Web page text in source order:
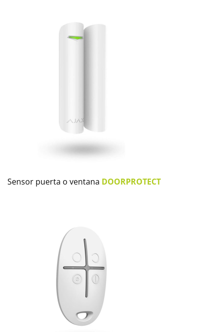
Sensor puerta o ventana DOORPROTECT